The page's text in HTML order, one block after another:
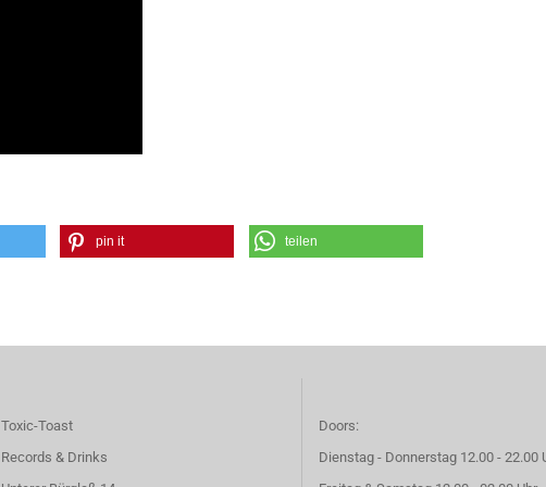
pin it teilen
Toxic-Toast
Records & Drinks
Doors:
Dienstag - Donnerstag 12.00 - 22.00